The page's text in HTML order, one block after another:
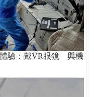
體驗：戴VR眼鏡 與機